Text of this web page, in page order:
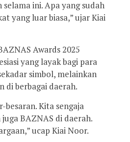
ini. Apa yang sudah
yang luar biasa,” ujar Kiai
Awards 2025
yang layak bagi para
simbol, melainkan
di berbagai daerah.
besaran. Kita sengaja
BAZNAS di daerah.
ucap Kiai Noor.